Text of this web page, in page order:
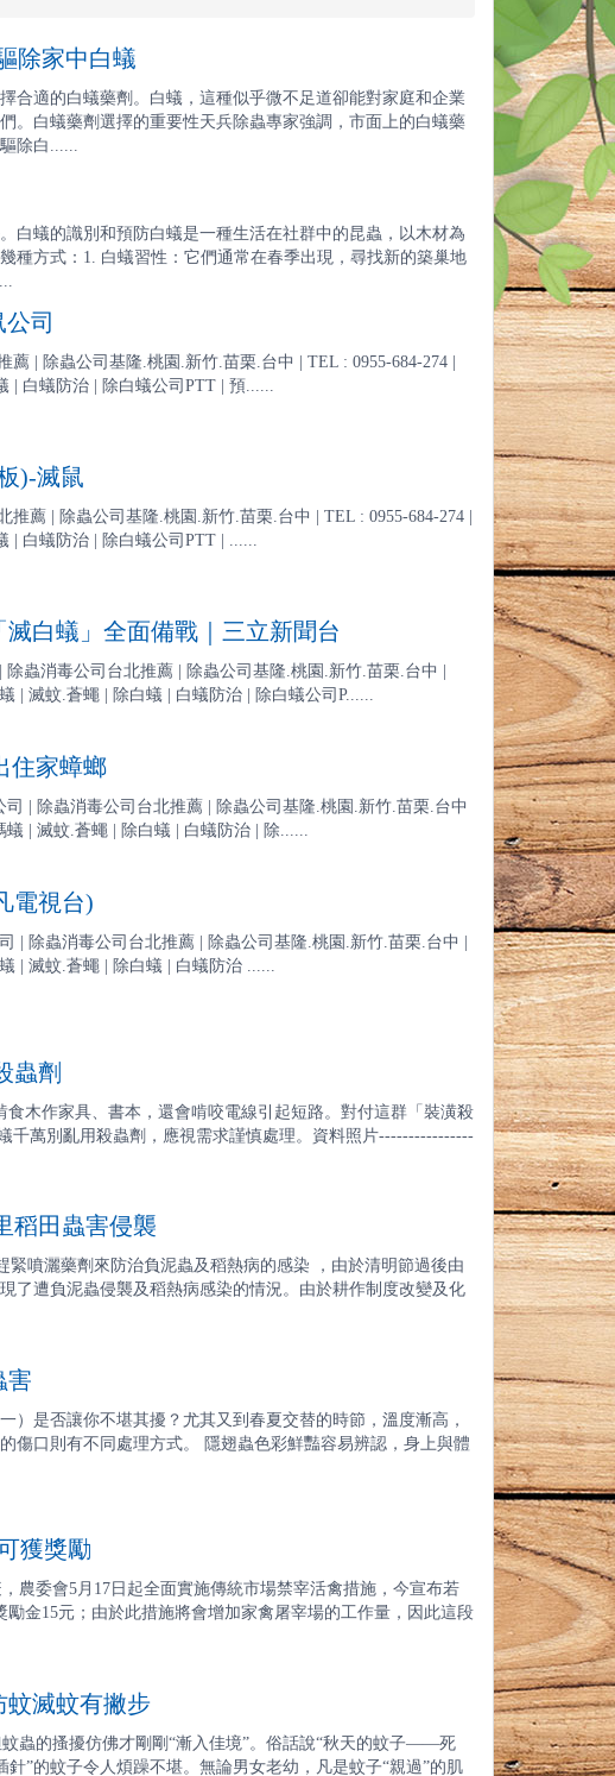
除家中白蟻
合適的白蟻藥劑。白蟻，這種似乎微不足道卻能對家庭和企業
。白蟻藥劑選擇的重要性天兵除蟲專家強調，市面上的白蟻藥
除白......
白蟻的識別和預防白蟻是一種生活在社群中的昆蟲，以木材為
種方式：1. 白蟻習性：它們通常在春季出現，尋找新的築巢地
司
| 除蟲公司基隆.桃園.新竹.苗栗.台中 | TEL : 0955-684-274 |
| 白蟻防治 | 除白蟻公司PTT | 預......
)-滅鼠
薦 | 除蟲公司基隆.桃園.新竹.苗栗.台中 | TEL : 0955-684-274 |
| 白蟻防治 | 除白蟻公司PTT | ......
白蟻」全面備戰｜三立新聞台
蟲消毒公司台北推薦 | 除蟲公司基隆.桃園.新竹.苗栗.台中 |
| 滅蚊.蒼蠅 | 除白蟻 | 白蟻防治 | 除白蟻公司P......
住家蟑螂
| 除蟲消毒公司台北推薦 | 除蟲公司基隆.桃園.新竹.苗栗.台中
蟻 | 滅蚊.蒼蠅 | 除白蟻 | 白蟻防治 | 除......
電視台)
| 除蟲消毒公司台北推薦 | 除蟲公司基隆.桃園.新竹.苗栗.台中 |
| 滅蚊.蒼蠅 | 除白蟻 | 白蟻防治 ......
蟲劑
木作家具、書本，還會啃咬電線引起短路。對付這群「裝潢殺
千萬別亂用殺蟲劑，應視需求謹慎處理。資料照片----------------
稻田蟲害侵襲
緊噴灑藥劑來防治負泥蟲及稻熱病的感染 ，由於清明節過後由
了遭負泥蟲侵襲及稻熱病感染的情況。由於耕作制度改變及化
害
是否讓你不堪其擾？尤其又到春夏交替的時節，溫度漸高，
傷口則有不同處理方式。 隱翅蟲色彩鮮豔容易辨認，身上與體
獲獎勵
農委會5月17日起全面實施傳統市場禁宰活禽措施，今宣布若
金15元；由於此措施將會增加家禽屠宰場的工作量，因此這段
滅蚊有撇步
蟲的搔擾仿佛才剛剛“漸入佳境”。俗話說“秋天的蚊子——死
”的蚊子令人煩躁不堪。無論男女老幼，凡是蚊子“親過”的肌